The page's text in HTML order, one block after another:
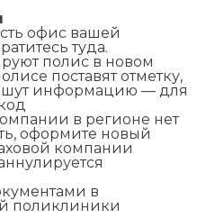
офис вашей
туда.
полис в новом
поставят отметку,
информацию — для
в регионе нет
оформите новый
компании
в
поликлиники